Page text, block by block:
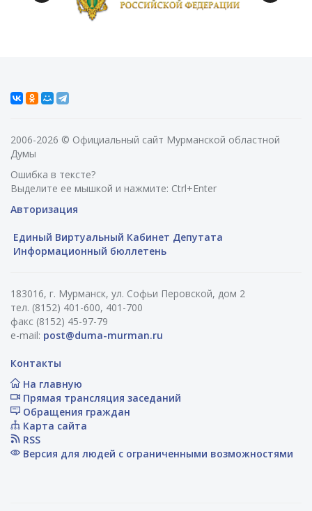
2006-2026 © Официальный сайт Мурманской областной
Думы
Ошибка в тексте?
Выделите ее мышкой и нажмите: Ctrl+Enter
Авторизация
Единый Виртуальный Кабинет Депутата
Информационный бюллетень
183016, г. Мурманск, ул. Софьи Перовской, дом 2
тел. (8152) 401-600, 401-700
факс (8152) 45-97-79
e-mail: post@duma-murman.ru
Контакты
На главную
Прямая трансляция заседаний
Обращения граждан
Карта сайта
RSS
Версия для людей с ограниченными возможностями